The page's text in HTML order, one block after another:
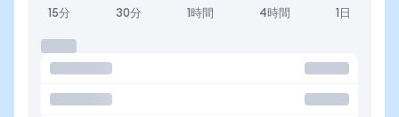
15分 30分 1時間 4時間 1日